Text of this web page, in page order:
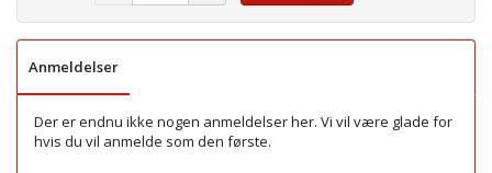
Anmeldelser
Der er endnu ikke nogen anmeldelser her. Vi vil være glade for
hvis du vil anmelde som den første.